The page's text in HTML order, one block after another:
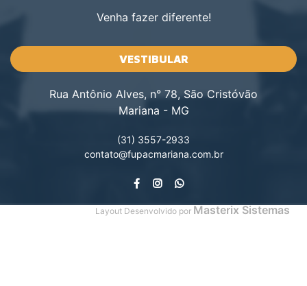
Venha fazer diferente!
VESTIBULAR
Rua Antônio Alves, n° 78, São Cristóvão
Mariana - MG
(31) 3557-2933
contato@fupacmariana.com.br
Layout Desenvolvido por Masterix Sistemas